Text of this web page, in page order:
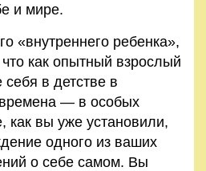
и мире.
«внутреннего ребенка»,
как опытный взрослый
в детстве в
— в особых
как вы уже установили,
одного из ваших
о себе самом. Вы